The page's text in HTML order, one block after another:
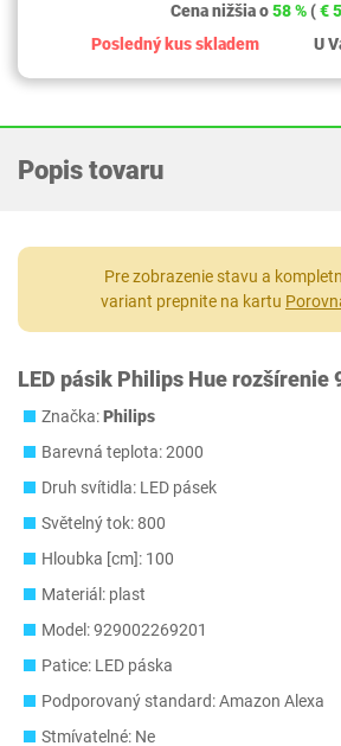
Cena nižšia o58 % (€
Posledný kus skladem
U
Popis tovaru
Pre zobrazenie stavu a
variant prepnite na kartu
LED pásik Philips Hue rozšírenie
Značka:Philips
Barevná teplota: 2000
Druh svítidla: LED pásek
Světelný tok: 800
Hloubka [cm]: 100
Materiál: plast
Model: 929002269201
Patice: LED páska
Podporovaný standard: Amazon Alexa
Stmívatelné: Ne